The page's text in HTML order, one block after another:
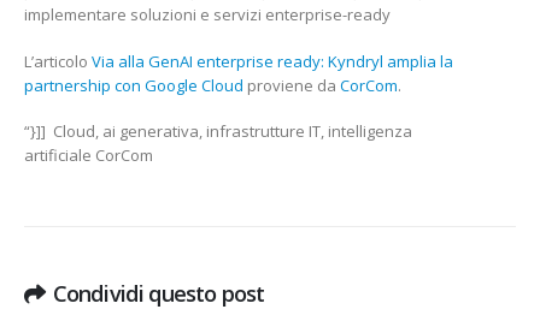
implementare soluzioni e servizi enterprise-ready
L’articolo Via alla GenAI enterprise ready: Kyndryl amplia la
partnership con Google Cloud proviene da CorCom.
“}]] Cloud, ai generativa, infrastrutture IT, intelligenza
artificiale CorCom
Condividi questo post